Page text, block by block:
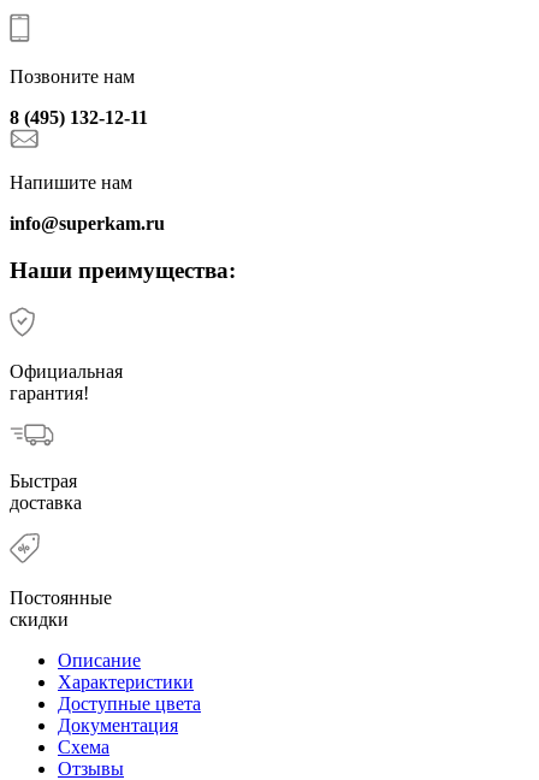
Позвоните нам
8 (495) 132-12-11
Напишите нам
info@superkam.ru
Наши преимущества:
Официальная
гарантия!
Быстрая
доставка
Постоянные
скидки
Описание
Характеристики
Доступные цвета
Документация
Схема
Отзывы